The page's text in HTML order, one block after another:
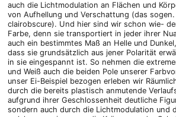
auch die Lichtmodulation an Flächen und
von Aufhellung und Verschattung (das
clairobscure). Und hier sind wir schon wie-
Farbe, denn sie transportiert in jeder ihrer
auch ein bestimmtes Maß an Helle und
dass sie grundsätzlich aus jener Polarität
in sie eingespannt ist. So nehmen die
und Weiß auch die beiden Pole unserer
unser Ei-Beispiel bezogen erleben wir
durch die bereits plastisch anmutende
aufgrund ihrer Geschlossenheit deutliche
sondern auch durch die Lichtmodulation und